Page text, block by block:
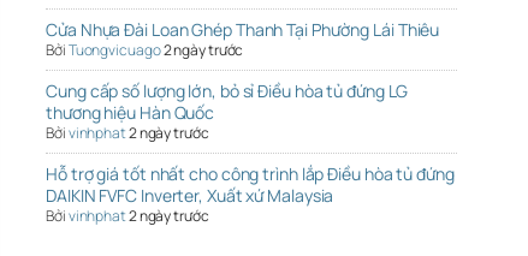
Cửa Nhựa Đài Loan Ghép Thanh Tại Phường Lái Thiêu
BởiTuongvicuago2 ngày trước
Cung cấp số lượng lớn, bỏ sỉ Điều hòa tủ đứng LG
thương hiệu Hàn Quốc
Bởivinhphat2 ngày trước
Hỗ trợ giá tốt nhất cho công trình lắp Điều hòa tủ đứng
DAIKIN FVFC Inverter, Xuất xứ Malaysia
Bởivinhphat2 ngày trước